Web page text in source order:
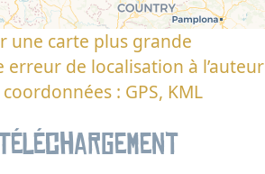
une carte plus grande
erreur de localisation à l’auteur
: GPS, KML